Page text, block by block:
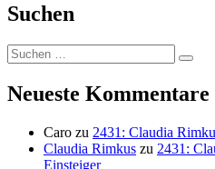
Suchen
Suchen
nach:
Neueste Kommentare
Caro zu 2431: Claudia
Claudia Rimkus zu 2431:
Einsteiger